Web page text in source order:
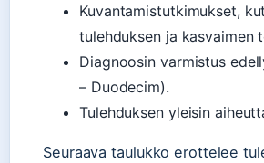
Kuvantamistutkimukset,
tulehduksen ja kasvaimen
Diagnoosin varmistus
– Duodecim).
Tulehduksen yleisin
Seuraava taulukko erottelee